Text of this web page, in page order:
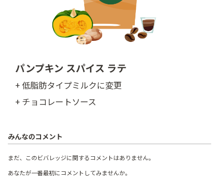
パンプキン スパイス ラテ
+ 低脂肪タイプミルクに変更
+ チョコレートソース
みんなのコメント
まだ、このビバレッジに関するコメントはありません。
あなたが一番最初にコメントしてみませんか。